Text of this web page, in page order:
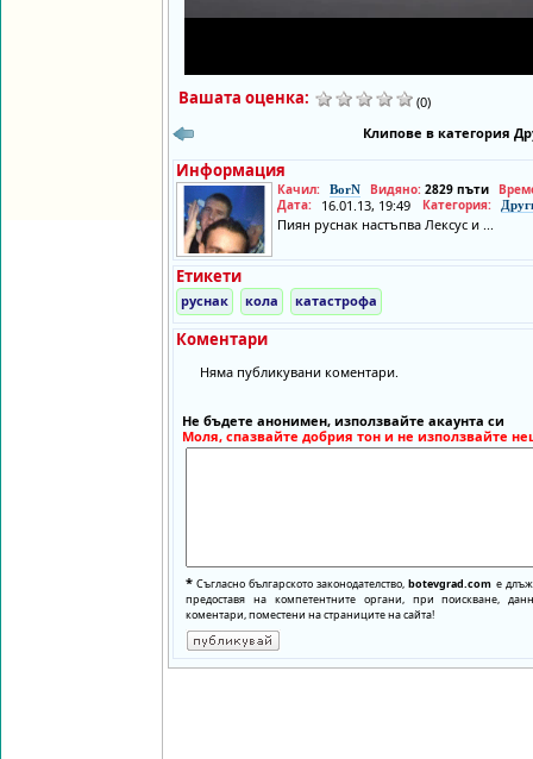
Вашата оценка:
(0)
Клипове в категория
Информация
Качил: BorN Видяно: 2829 пъти
Дата:
16.01.13, 19:49 Категория:
Пиян руснак настъпва Лексус и ...
Етикети
руснак кола катастрофа
Коментари
Няма публикувани коментари.
Не бъдете анонимен, използвайте акаунта си
Моля, спазвайте добрия тон и не използвайте
* Съгласно българското законодателство,botevgrad.com е
предоставя на компетентните органи, при поискване,
коментари, поместени на страниците на сайта!